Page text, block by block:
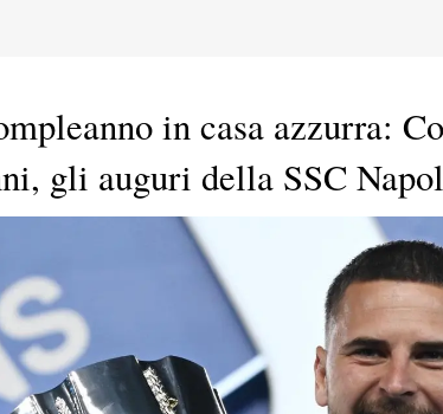
in casa azzurra:
gli auguri della SSC